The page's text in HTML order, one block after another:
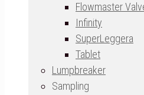
Flowmaster
Infinity
SuperLeggera
Tablet
Lumpbreaker
Sampling